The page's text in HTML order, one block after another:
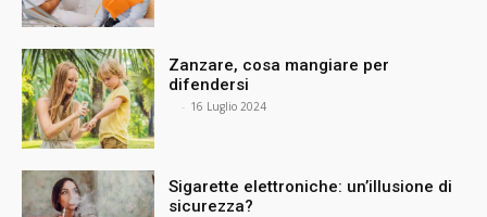
Zanzare, cosa mangiare per
difendersi
- 16 Luglio 2024
Sigarette elettroniche: un’illusione di
sicurezza?